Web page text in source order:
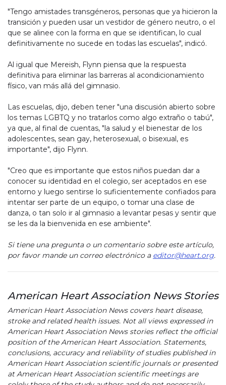
"Tengo amistades transgéneros, personas que ya hicieron la
transición y pueden usar un vestidor de género neutro, o el
que se alinee con la forma en que se identifican, lo cual
definitivamente no sucede en todas las escuelas", indicó.
Al igual que Mereish, Flynn piensa que la respuesta
definitiva para eliminar las barreras al acondicionamiento
físico, van más allá del gimnasio.
Las escuelas, dijo, deben tener "una discusión abierto sobre
los temas LGBTQ y no tratarlos como algo extraño o tabú",
ya que, al final de cuentas, "la salud y el bienestar de los
adolescentes, sean gay, heterosexual, o bisexual, es
importante", dijo Flynn.
"Creo que es importante que estos niños puedan dar a
conocer su identidad en el colegio, ser aceptados en ese
entorno y luego sentirse lo suficientemente confiados para
intentar ser parte de un equipo, o tomar una clase de
danza, o tan solo ir al gimnasio a levantar pesas y sentir que
se les da la bienvenida en ese ambiente".
Si tiene una pregunta o un comentario sobre este artículo,
por favor mande un correo electrónico a editor@heart.org.
American Heart Association News Stories
American Heart Association News covers heart disease,
stroke and related health issues. Not all views expressed in
American Heart Association News stories reflect the official
position of the American Heart Association. Statements,
conclusions, accuracy and reliability of studies published in
American Heart Association scientific journals or presented
at American Heart Association scientific meetings are